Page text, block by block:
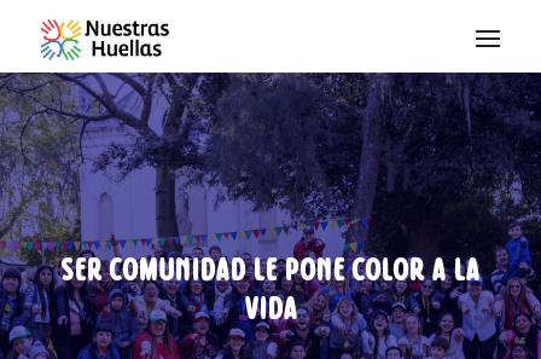
Saltar al contenido
Ser comunidad le pone color a la
vida